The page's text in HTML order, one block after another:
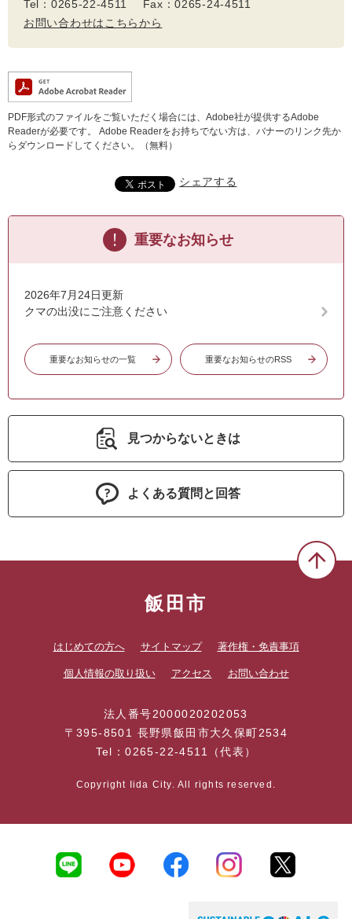
Tel：0265-22-4511 Fax：0265-24-4511
お問い合わせはこちらから
PDF形式のファイルをご覧いただく場合には、Adobe社が提供するAdobe
Readerが必要です。
Adobe Readerをお持ちでない方は、バナーのリンク先か
らダウンロードしてください。（無料）
シェアする
重要なお知らせ
2026年7月24日更新
クマの出没にご注意ください
重要なお知らせの一覧 重要なお知らせのRSS
見つからないときは
よくある質問と回答
飯田市
はじめての方へ サイトマップ 著作権・免責事項
個人情報の取り扱い アクセス お問い合わせ
法人番号2000020202053
〒395-8501 長野県飯田市大久保町2534
Tel：0265-22-4511（代表）
Copyright Iida City. All rights reserved.